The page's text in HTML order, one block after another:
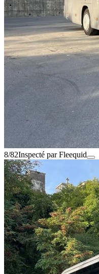
8/82Inspecté par Fleequid